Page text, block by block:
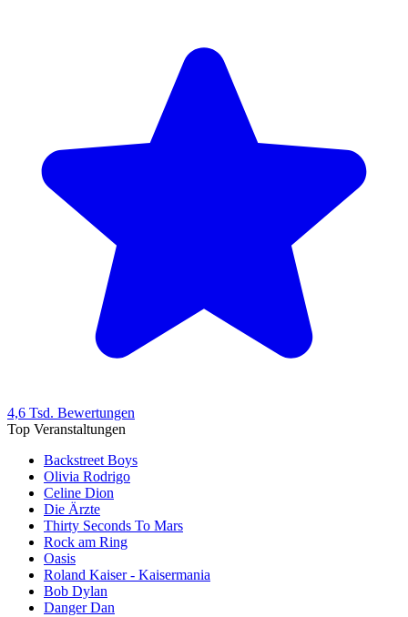
4,6 Tsd. Bewertungen
Top Veranstaltungen
Backstreet Boys
Olivia Rodrigo
Celine Dion
Die Ärzte
Thirty Seconds To Mars
Rock am Ring
Oasis
Roland Kaiser - Kaisermania
Bob Dylan
Danger Dan